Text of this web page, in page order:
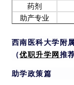
药剂
助产专业
西南医科大学附
（优职升学网推
助学政策篇